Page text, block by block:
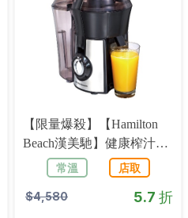
【限量爆殺】【Hamilton
Beach漢美馳】健康榨汁機
67608-TW
常溫 店取
$4,580 5.7 折